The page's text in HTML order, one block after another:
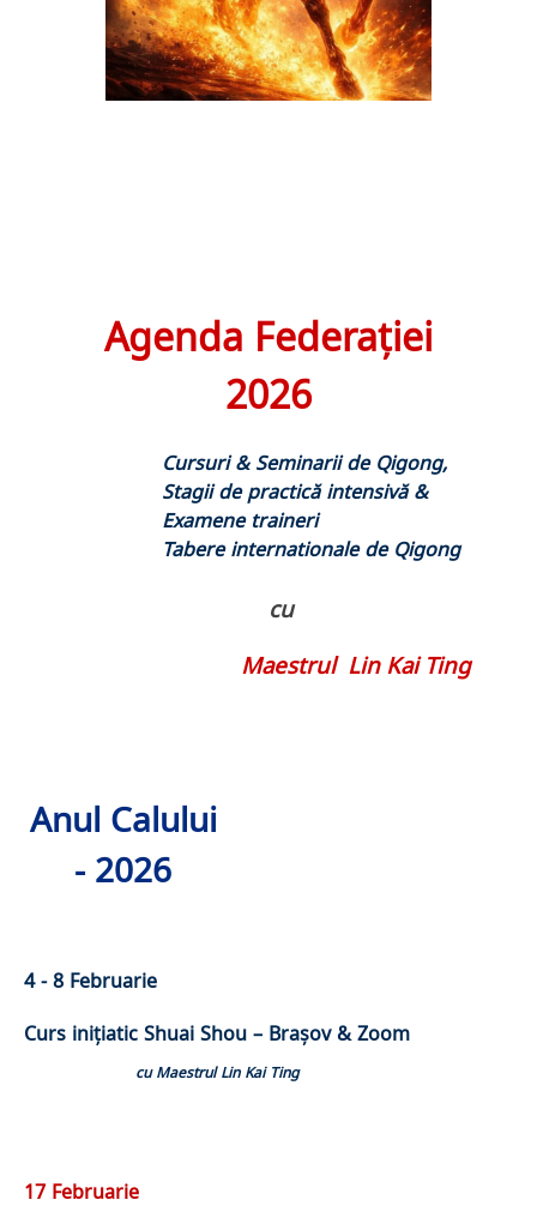
Agenda Federației
2026
Cursuri & Seminarii de Qigong,
Stagii de practică intensivă &
Examene traineri
Tabere internationale de Qigong
cu
Maestrul Lin Kai Ting
Anul Calului
- 2026
4 - 8 Februarie
Curs inițiatic Shuai Shou – Brașov & Zoom
cu Maestrul Lin Kai Ting
17 Februarie